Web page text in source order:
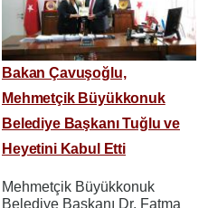
Bakan Çavuşoğlu,
Mehmetçik Büyükkonuk
Belediye Başkanı Tuğlu ve
Heyetini Kabul Etti
Mehmetçik Büyükkonuk
Belediye Başkanı Dr. Fatma